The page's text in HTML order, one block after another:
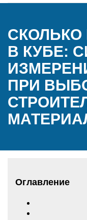
В КУБЕ:
ПРИ
Оглавление